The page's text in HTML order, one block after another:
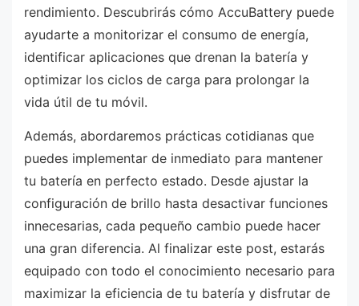
rendimiento. Descubrirás cómo AccuBattery puede
ayudarte a monitorizar el consumo de energía,
identificar aplicaciones que drenan la batería y
optimizar los ciclos de carga para prolongar la
vida útil de tu móvil.
Además, abordaremos prácticas cotidianas que
puedes implementar de inmediato para mantener
tu batería en perfecto estado. Desde ajustar la
configuración de brillo hasta desactivar funciones
innecesarias, cada pequeño cambio puede hacer
una gran diferencia. Al finalizar este post, estarás
equipado con todo el conocimiento necesario para
maximizar la eficiencia de tu batería y disfrutar de